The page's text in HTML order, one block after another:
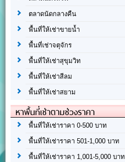
ตลาดนัดกลางคืน
พื้นที่ให้เช่าขายน้ำ
พื้นที่เช่าจตุจักร
พื้นที่ให้เช่าสุขุมวิท
พื้นที่ให้เช่าสีลม
พื้นที่ให้เช่าสยาม
หาพื้นที่เช่าตามช่วงราคา
พื้นที่ให้เช่าราคา 0-500 บาท
พื้นที่ให้เช่าราคา 501-1,000 บาท
พื้นที่ให้เช่าราคา 1,001-5,000 บาท